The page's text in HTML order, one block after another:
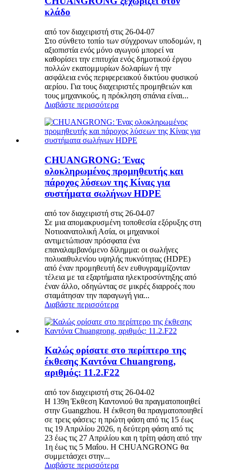
κλάδο
από τον διαχειριστή στις 26-04-07
Στο σύνθετο τοπίο των σύγχρονων υποδομών, η
αξιοπιστία ενός μόνο αγωγού μπορεί να
καθορίσει την επιτυχία ενός δημοτικού έργου
πολλών εκατομμυρίων δολαρίων ή την
ασφάλεια ενός περιφερειακού δικτύου φυσικού
αερίου. Για τους διαχειριστές προμηθειών και
τους μηχανικούς, η πρόκληση σπάνια είναι...
Διαβάστε περισσότερα
CHUANGRONG: Ένας
ολοκληρωμένος προμηθευτής και
πάροχος λύσεων της Κίνας για
συστήματα σωλήνων HDPE
από τον διαχειριστή στις 26-04-07
Σε μια απομακρυσμένη τοποθεσία εξόρυξης στη
Νοτιοανατολική Ασία, οι μηχανικοί
αντιμετώπισαν πρόσφατα ένα
επαναλαμβανόμενο δίλημμα: οι σωλήνες
πολυαιθυλενίου υψηλής πυκνότητας (HDPE)
από έναν προμηθευτή δεν ευθυγραμμίζονταν
τέλεια με τα εξαρτήματα ηλεκτροσύντηξης από
έναν άλλο, οδηγώντας σε μικρές διαρροές που
σταμάτησαν την παραγωγή για...
Διαβάστε περισσότερα
Καλώς ορίσατε στο περίπτερο της
έκθεσης Καντόνα Chuangrong,
αριθμός: 11.2.F22
από τον διαχειριστή στις 26-04-02
Η 139η Έκθεση Καντονιού θα πραγματοποιηθεί
στην Guangzhou. Η έκθεση θα πραγματοποιηθεί
σε τρεις φάσεις: η πρώτη φάση από τις 15 έως
τις 19 Απριλίου 2026, η δεύτερη φάση από τις
23 έως τις 27 Απριλίου και η τρίτη φάση από την
1η έως τις 5 Μαΐου. Η CHUANGRONG θα
συμμετάσχει στην...
Διαβάστε περισσότερα